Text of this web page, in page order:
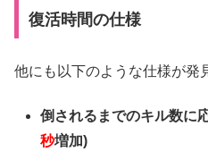
復活時間の仕様
他にも以下のような仕様が発
倒されるまでのキル数に
秒増加)